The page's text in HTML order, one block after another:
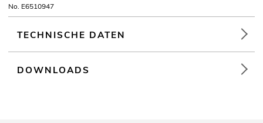
No. E6510947
TECHNISCHE DATEN
DOWNLOADS